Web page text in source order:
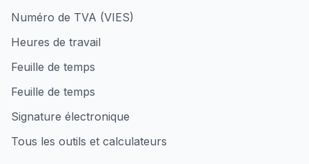
Numéro de TVA (VIES)
Heures de travail
Feuille de temps
Feuille de temps
Signature électronique
Tous les outils et calculateurs